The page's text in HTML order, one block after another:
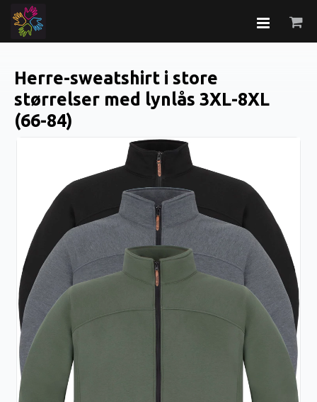
Herre-sweatshirt i store
størrelser med lynlås 3XL-8XL
(66-84)